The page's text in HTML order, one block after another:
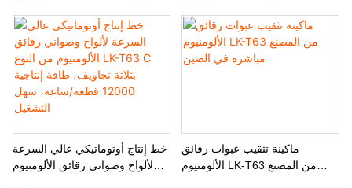
مجعدة
وعالية السرعة
خط إنتاج أوتوماتيكي عالي السرعة
لألواح وصواني رقائق الألومنيوم
ماكينة تثقيب عبوات رقائق
الألومنيوم LK-T63 من المصنع